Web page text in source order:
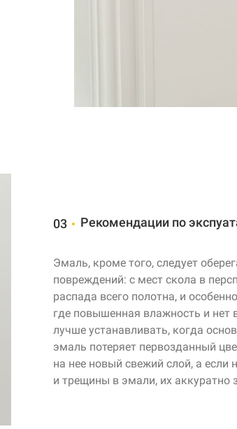
03 Рекомендации по
Эмаль, кроме того, следует
повреждений: с мест скола в
распада всего полотна, и
где повышенная влажность и нет
лучше устанавливать, когда
эмаль потеряет первозданный
на нее новый свежий слой, а если
и трещины в эмали, их аккуратно